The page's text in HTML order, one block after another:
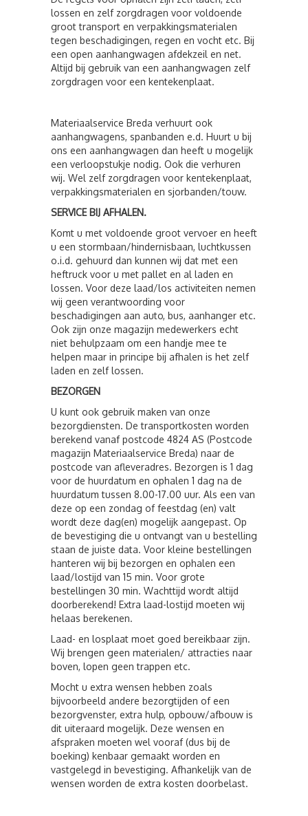
lossen en zelf zorgdragen voor voldoende
groot transport en verpakkingsmaterialen
tegen beschadigingen, regen en vocht etc. Bij
een open aanhangwagen afdekzeil en net.
Altijd bij gebruik van een aanhangwagen zelf
zorgdragen voor een kentekenplaat.
Materiaalservice Breda verhuurt ook
aanhangwagens, spanbanden e.d. Huurt u bij
ons een aanhangwagen dan heeft u mogelijk
een verloopstukje nodig. Ook die verhuren
wij. Wel zelf zorgdragen voor kentekenplaat,
verpakkingsmaterialen en sjorbanden/touw.
SERVICE BIJ AFHALEN.
Komt u met voldoende groot vervoer en heeft
u een stormbaan/hindernisbaan, luchtkussen
o.i.d. gehuurd dan kunnen wij dat met een
heftruck voor u met pallet en al laden en
lossen. Voor deze laad/los activiteiten nemen
wij geen verantwoording voor
beschadigingen aan auto, bus, aanhanger etc.
Ook zijn onze magazijn medewerkers echt
niet behulpzaam om een handje mee te
helpen maar in principe bij afhalen is het zelf
laden en zelf lossen.
BEZORGEN
U kunt ook gebruik maken van onze
bezorgdiensten. De transportkosten worden
berekend vanaf postcode 4824 AS (Postcode
magazijn Materiaalservice Breda) naar de
postcode van afleveradres. Bezorgen is 1 dag
voor de huurdatum en ophalen 1 dag na de
huurdatum tussen 8.00-17.00 uur. Als een van
deze op een zondag of feestdag (en) valt
wordt deze dag(en) mogelijk aangepast. Op
de bevestiging die u ontvangt van u bestelling
staan de juiste data. Voor kleine bestellingen
hanteren wij bij bezorgen en ophalen een
laad/lostijd van 15 min. Voor grote
bestellingen 30 min. Wachttijd wordt altijd
doorberekend! Extra laad-lostijd moeten wij
helaas berekenen.
Laad- en losplaat moet goed bereikbaar zijn.
Wij brengen geen materialen/ attracties naar
boven, lopen geen trappen etc.
Mocht u extra wensen hebben zoals
bijvoorbeeld andere bezorgtijden of een
bezorgvenster, extra hulp, opbouw/afbouw is
dit uiteraard mogelijk. Deze wensen en
afspraken moeten wel vooraf (dus bij de
boeking) kenbaar gemaakt worden en
vastgelegd in bevestiging. Afhankelijk van de
wensen worden de extra kosten doorbelast.